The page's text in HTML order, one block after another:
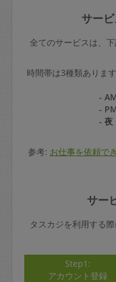
サー
全てのサービスは、
時間帯は3種類ありま
-
-
- 夜
参考: お仕事を依頼で
サー
タスカジを利用する
Step1:
アカウント登録